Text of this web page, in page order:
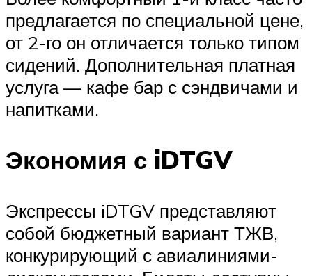
предлагается по специальной цене,
от 2-го он отличается только типом
сидений. Дополнительная платная
услуга — кафе бар с сэндвичами и
напитками.
Экономия с iDTGV
Экспрессы iDTGV представляют
собой бюджетный вариант ТЖВ,
конкурирующий с авиалиниями-